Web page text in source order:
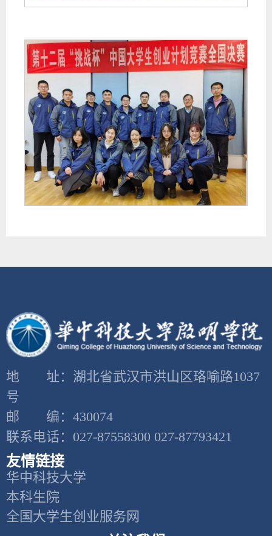
地 址：湖北省武汉市洪山区珞喻路1037
号
邮 编：430074
联系电话：027-87558300 027-87793421
友情链接
华中科技大学
本科生院
全国大学生创业服务网